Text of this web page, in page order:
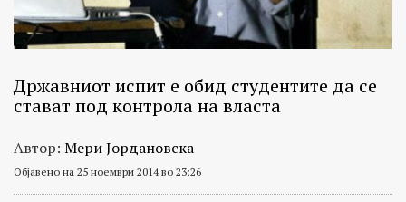
Државниот испит е обид студентите да се
стават под контрола на власта
Автор: Мери Јордановска
Објавено на 25 ноември 2014 во 23:26